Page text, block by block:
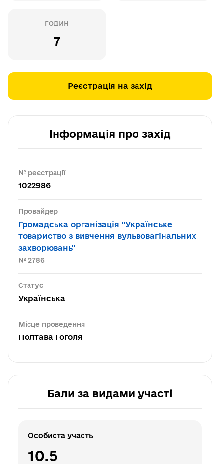
ГОДИН
7
Реєстрація на захід
Інформація про захід
№ реєстрації
1022986
Провайдер
Громадська організація "Українське
товариство з вивчення вульвовагінальних
захворювань"
№ 2786
Статус
Українська
Місце проведення
Полтава Гоголя
Бали за видами участі
Особиста участь
10.5